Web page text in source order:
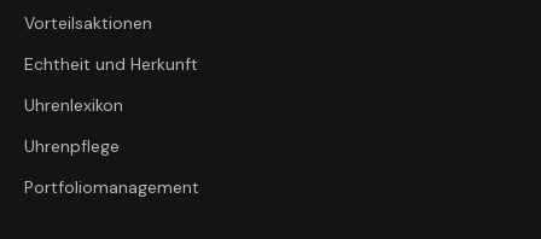
Vorteilsaktionen
Echtheit und Herkunft
Uhrenlexikon
Uhrenpflege
Portfoliomanagement